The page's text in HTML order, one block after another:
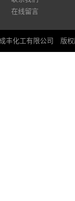
在线留言
丰化工有限公司 版